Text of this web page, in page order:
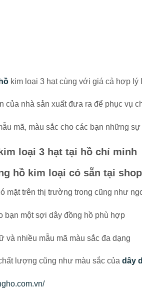
kim loại 3 hạt cùng với giá cả hợp
nhà sản xuất đưa ra để phục vụ
mã, màu sắc cho các bạn những
loại 3 hạt tại hồ chí minh
hồ kim loại có sẵn tại shop
mặt trên thị trường trong cũng như
bạn một sợi dây đồng hồ phù hợp
và nhiều mẫu mã màu sắc đa dạng
lượng cũng như màu sắc của dây